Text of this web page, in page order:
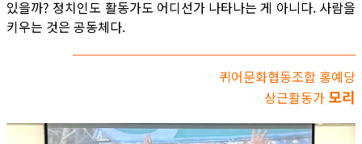
있을까? 정치인도 활동가도 어디선가 나타나는 게 아니다. 사람을
키우는 것은 공동체다.
퀴어문화협동조합 홍예당
상근활동가 모리